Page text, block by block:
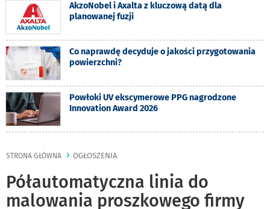
AkzoNobel i Axalta z kluczową datą dla
planowanej fuzji
Co naprawdę decyduje o jakości przygotowania
powierzchni?
Powłoki UV ekscymerowe PPG nagrodzone
Innovation Award 2026
STRONA GŁÓWNA OGŁOSZENIA
Półautomatyczna linia do
malowania proszkowego firmy